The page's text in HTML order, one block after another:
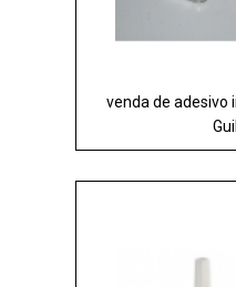
venda de adesivo